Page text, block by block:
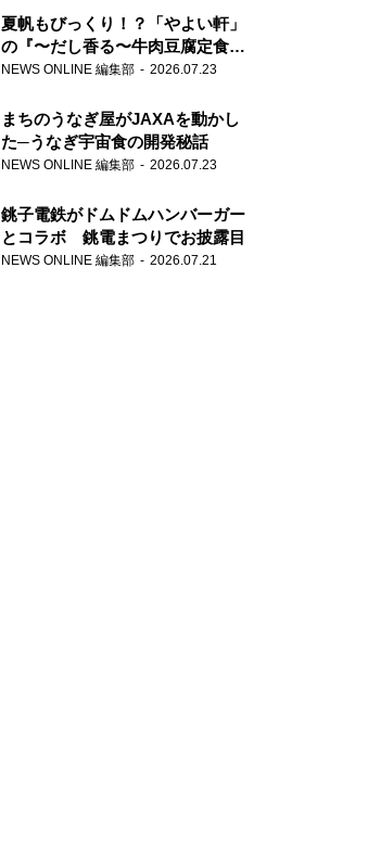
夏帆もびっくり！？「やよい軒」
の『〜だし香る〜牛肉豆腐定食』
が香り高すぎる
NEWS ONLINE 編集部 2026.07.23
まちのうなぎ屋がJAXAを動かし
た─うなぎ宇宙食の開発秘話
NEWS ONLINE 編集部 2026.07.23
銚子電鉄がドムドムハンバーガー
とコラボ 銚電まつりでお披露目
NEWS ONLINE 編集部 2026.07.21